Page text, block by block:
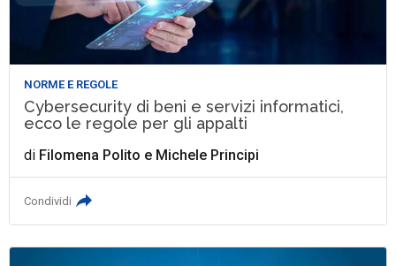
NORME E REGOLE
Cybersecurity di beni e servizi informatici,
ecco le regole per gli appalti
di Filomena Polito e Michele Principi
Condividi